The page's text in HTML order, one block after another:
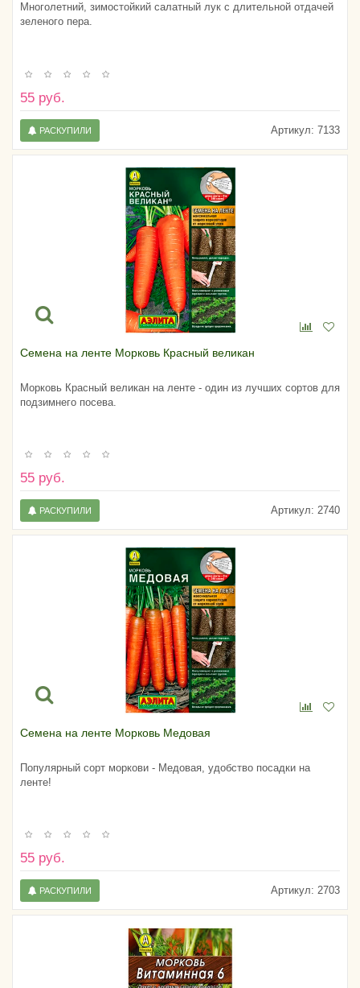
Многолетний, зимостойкий салатный лук с длительной отдачей
зеленого пера.
55 руб.
Артикул: 7133
РАСКУПИЛИ
Семена на ленте Морковь Красный великан
Морковь Красный великан на ленте - один из лучших сортов для
подзимнего посева.
55 руб.
Артикул: 2740
РАСКУПИЛИ
Семена на ленте Морковь Медовая
Популярный сорт моркови - Медовая, удобство посадки на
ленте!
55 руб.
Артикул: 2703
РАСКУПИЛИ